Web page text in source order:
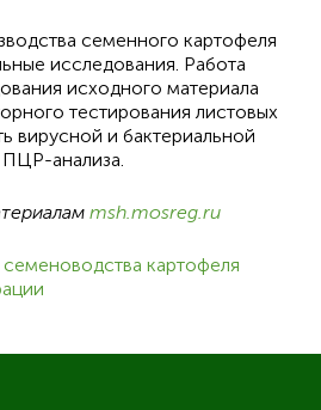
семенного картофеля
исследования. Работа
исходного материала
тестирования листовых
вирусной и бактериальной
анализа.
msh.mosreg.ru
картофеля